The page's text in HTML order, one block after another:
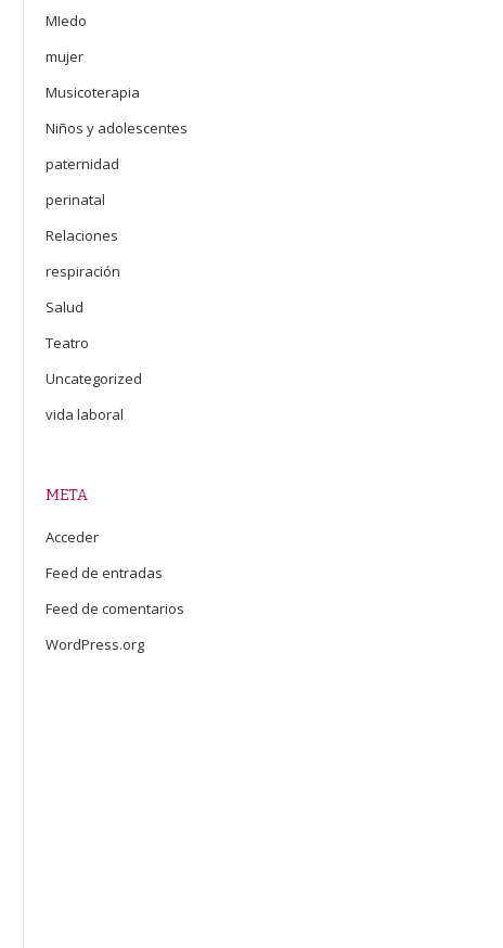
MIedo
mujer
Musicoterapia
Niños y adolescentes
paternidad
perinatal
Relaciones
respiración
Salud
Teatro
Uncategorized
vida laboral
META
Acceder
Feed de entradas
Feed de comentarios
WordPress.org